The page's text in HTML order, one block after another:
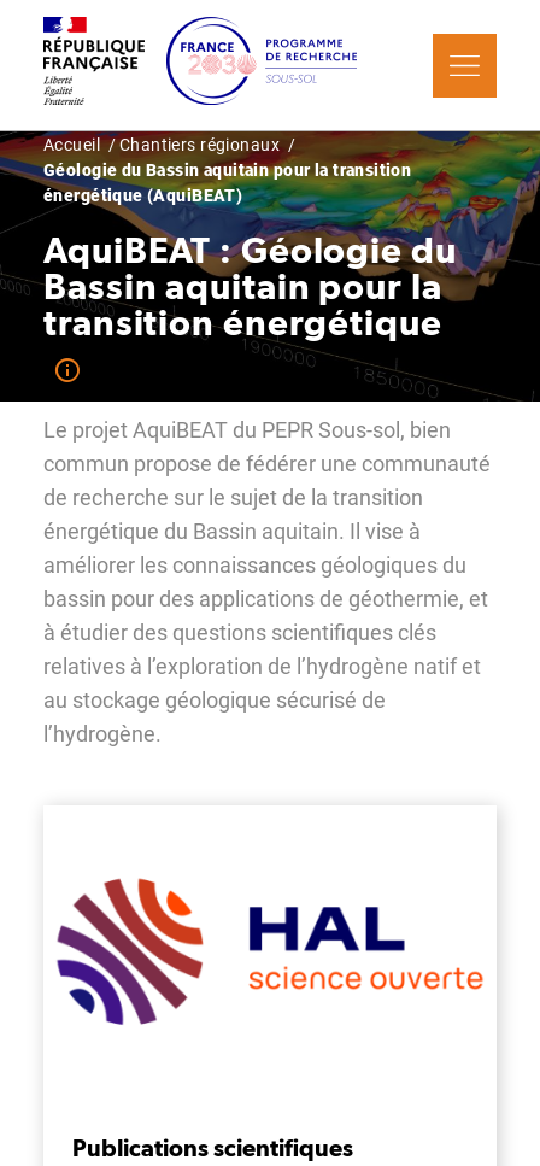
contenu
principal
Fil
d'Ariane
Accueil
Chantiers régionaux
Géologie du Bassin aquitain pour la transition
énergétique (AquiBEAT)
AquiBEAT : Géologie du
Bassin aquitain pour la
transition énergétique
Le projet AquiBEAT du PEPR Sous-sol, bien
commun propose de fédérer une communauté
de recherche sur le sujet de la transition
énergétique du Bassin aquitain. Il vise à
améliorer les connaissances géologiques du
bassin pour des applications de géothermie, et
à étudier des questions scientifiques clés
relatives à l’exploration de l’hydrogène natif et
au stockage géologique sécurisé de
l’hydrogène.
Publications scientifiques
Panneau de gestion des cookies